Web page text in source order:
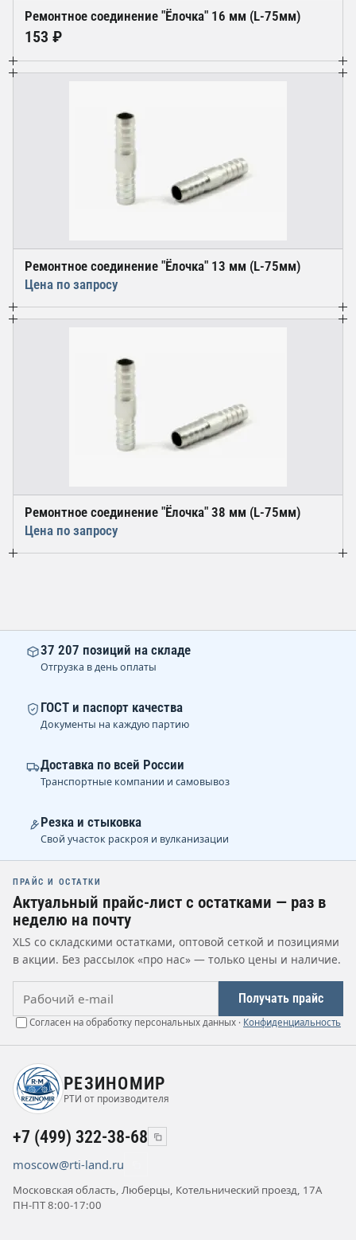
Ремонтное соединение "Ёлочка" 16 мм (L-75мм)
153 ₽
Ремонтное соединение "Ёлочка" 13 мм (L-75мм)
Цена по запросу
Ремонтное соединение "Ёлочка" 38 мм (L-75мм)
Цена по запросу
37 207 позиций на складе
Отгрузка в день оплаты
ГОСТ и паспорт качества
Документы на каждую партию
Доставка по всей России
Транспортные компании и самовывоз
Резка и стыковка
Свой участок раскроя и вулканизации
ПРАЙС И ОСТАТКИ
Актуальный прайс-лист с остатками — раз в
неделю на почту
XLS со складскими остатками, оптовой сеткой и позициями
в акции. Без рассылок «про нас» — только цены и наличие.
Получать прайс
Согласен на обработку персональных данных · Конфиденциальность
РЕЗИНОМИР
РТИ от производителя
+7 (499) 322-38-68
moscow@rti-land.ru
Московская область, Люберцы, Котельнический проезд, 17А
ПН-ПТ 8:00-17:00